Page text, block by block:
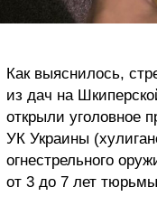
Как выяснилось,
из дач на
открыли уголовное
УК Украины
огнестрельного
от 3 до 7 лет